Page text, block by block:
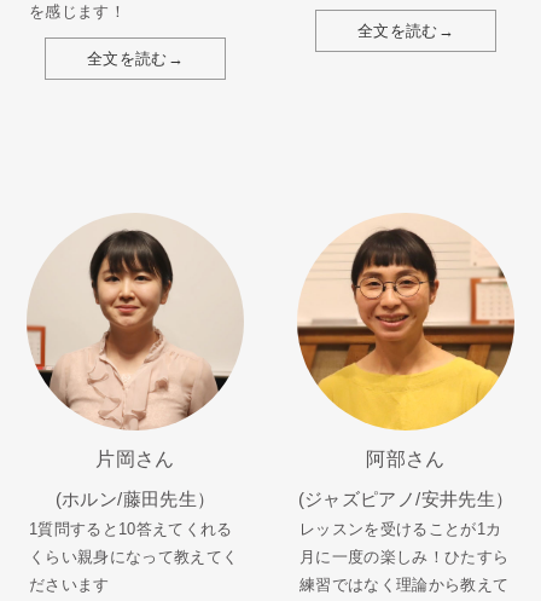
を感じます！
全文を読む→
全文を読む→
片岡さん
(ホルン/藤田先生）
1質問すると10答えてくれる
くらい親身になって教えてく
ださいます
阿部さん
(ジャズピアノ/安井先生）
レッスンを受けることが1カ
月に一度の楽しみ！ひたすら
練習ではなく理論から教えて